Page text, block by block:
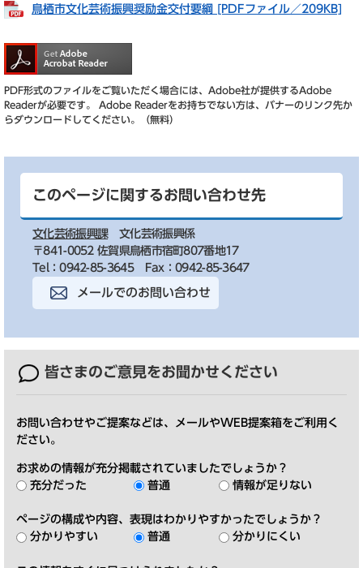
鳥栖市文化芸術振興奨励金交付要綱 [PDFファイル／209KB]
PDF形式のファイルをご覧いただく場合には、Adobe社が提供するAdobe
Readerが必要です。
Adobe Readerをお持ちでない方は、バナーのリンク先か
らダウンロードしてください。（無料）
このページに関するお問い合わせ先
文化芸術振興課
文化芸術振興係
〒841-0052 佐賀県鳥栖市宿町807番地17
Tel：0942-85-3645
Fax：0942-85-3647
メールでのお問い合わせ
皆さまのご意見をお聞かせください
お問い合わせやご提案などは、メールやWEB提案箱をご利用く
ださい。
お求めの情報が充分掲載されていましたでしょうか？
充分だった
普通 情報が足りない
ページの構成や内容、表現はわかりやすかったでしょうか？
分かりやすい
普通 分かりにくい